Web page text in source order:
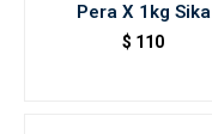
Pera X 1kg Sika
$ 110